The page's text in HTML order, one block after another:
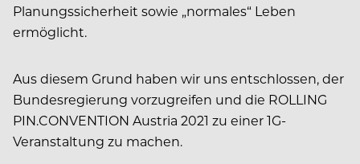
Planungssicherheit sowie „normales“ Leben
ermöglicht.
Aus diesem Grund haben wir uns entschlossen, der
Bundesregierung vorzugreifen und die ROLLING
PIN.CONVENTION Austria 2021 zu einer 1G-
Veranstaltung zu machen.